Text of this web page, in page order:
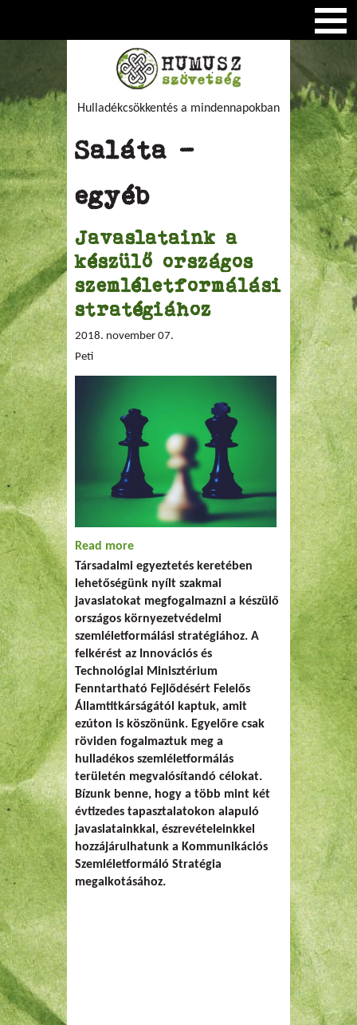
Hulladékcsökkentés a mindennapokban
Saláta -
egyéb
Javaslataink a
készülő országos
szemléletformálási
stratégiához
2018. november 07.
Peti
Read more about Javaslataink a készülő országos
szemléletformálási stratégiához
Társadalmi egyeztetés keretében
lehetőségünk nyílt szakmai
javaslatokat megfogalmazni a készülő
országos környezetvédelmi
szemléletformálási stratégiához. A
felkérést az Innovációs és
Technológiai Minisztérium
Fenntartható Fejlődésért Felelős
Államtitkárságától kaptuk, amit
ezúton is köszönünk. Egyelőre csak
röviden fogalmaztuk meg a
hulladékos szemléletformálás
területén megvalósítandó célokat.
Bízunk benne, hogy a több mint két
évtizedes tapasztalatokon alapuló
javaslatainkkal, észrevételeinkkel
hozzájárulhatunk a Kommunikációs
Szemléletformáló Stratégia
megalkotásához.